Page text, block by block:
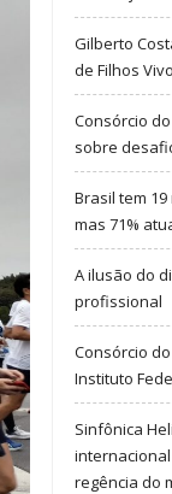
Gilberto
de Filhos
Consórcio
sobre
Brasil tem
mas 71%
A ilusão do
profissional
Consórcio
Instituto
Sinfônica
regência do